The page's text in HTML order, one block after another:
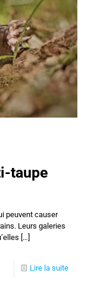
taupe
peuvent causer
Leurs galeries
[…]
Lire la suite